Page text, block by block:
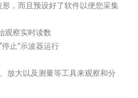
，而且预设好了软件以便您采集
观察实时读数
止”示波器运行
放大以及测量等工具来观察和分